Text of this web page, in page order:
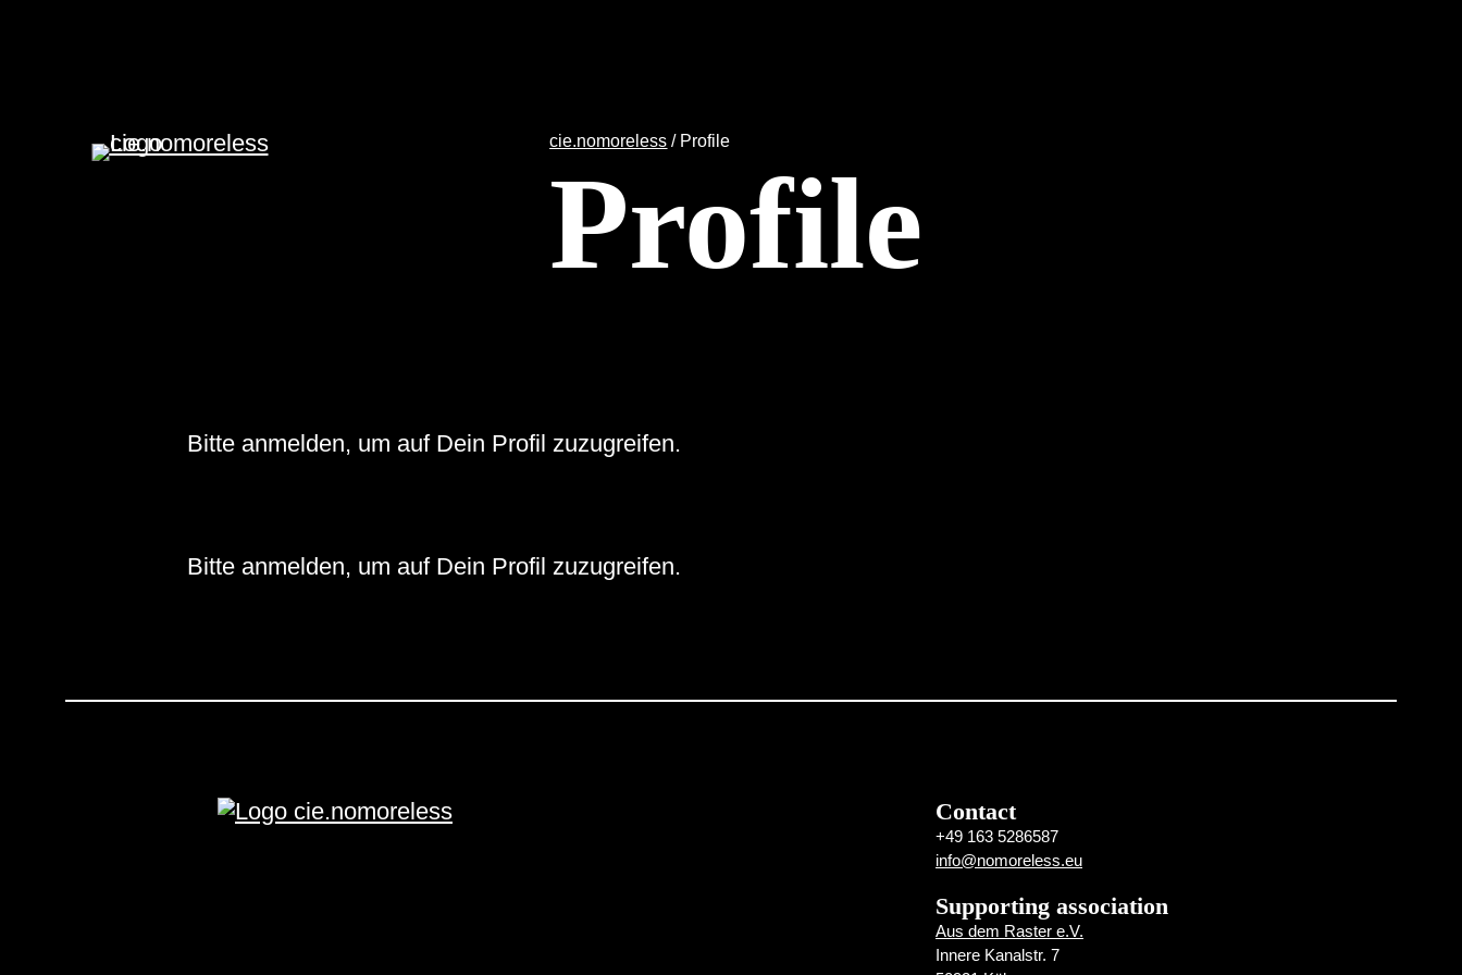
cie.nomoreless / Profile
Profile
Bitte anmelden, um auf Dein Profil zuzugreifen.
Bitte anmelden, um auf Dein Profil zuzugreifen.
Contact
+49 163 5286587
info@nomoreless.eu
Supporting association
Aus dem Raster e.V.
Innere Kanalstr. 7